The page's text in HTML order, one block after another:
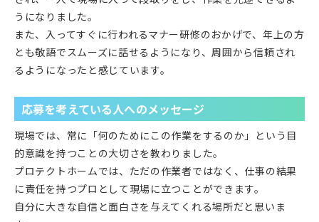
うになりました。
また、入ってすぐに行われるマナー研修のおかげで、年上の方
とも敬語でスムーズに話せるようになり、周囲から信頼され
るようになったと感じています。
応募を考えている人へのメッセージ
現場では、常に「何のためにこの作業をするのか」という目
的意識を持つことの大切さを教わりました。
プロテクトホームでは、ただの作業者ではなく、仕事の結果
に責任を持つプロとして現場に立つことができます。
自分に大きな自信と面白さを与えてくれる場所だと思いま